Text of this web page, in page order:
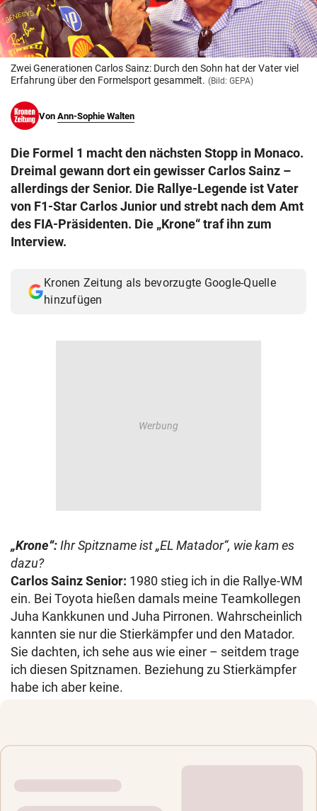
© Krone Multimedia GmbH & Co KG 2026
Muthgasse 2, 1190 Wien
Zwei Generationen Carlos Sainz: Durch den Sohn hat der Vater viel
Erfahrung über den Formelsport gesammelt. (Bild: GEPA)
Von Ann-Sophie Walten
Die Formel 1 macht den nächsten Stopp in Monaco.
Dreimal gewann dort ein gewisser Carlos Sainz –
allerdings der Senior. Die Rallye-Legende ist Vater
von F1-Star Carlos Junior und strebt nach dem Amt
des FIA-Präsidenten. Die „Krone“ traf ihn zum
Interview.
Kronen Zeitung als bevorzugte Google-Quelle
hinzufügen
„Krone“:Ihr Spitzname ist „EL Matador“, wie kam es
dazu?
Carlos Sainz Senior: 1980 stieg ich in die Rallye-WM
ein. Bei Toyota hießen damals meine Teamkollegen
Juha Kankkunen und Juha Pirronen. Wahrscheinlich
kannten sie nur die Stierkämpfer und den Matador.
Sie dachten, ich sehe aus wie einer – seitdem trage
ich diesen Spitznamen. Beziehung zu Stierkämpfer
habe ich aber keine.